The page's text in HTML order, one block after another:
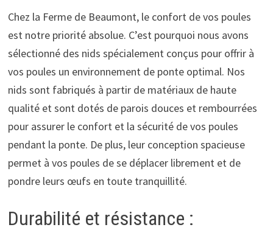
Chez la Ferme de Beaumont, le confort de vos poules
est notre priorité absolue. C’est pourquoi nous avons
sélectionné des nids spécialement conçus pour offrir à
vos poules un environnement de ponte optimal. Nos
nids sont fabriqués à partir de matériaux de haute
qualité et sont dotés de parois douces et rembourrées
pour assurer le confort et la sécurité de vos poules
pendant la ponte. De plus, leur conception spacieuse
permet à vos poules de se déplacer librement et de
pondre leurs œufs en toute tranquillité.
Durabilité et résistance :